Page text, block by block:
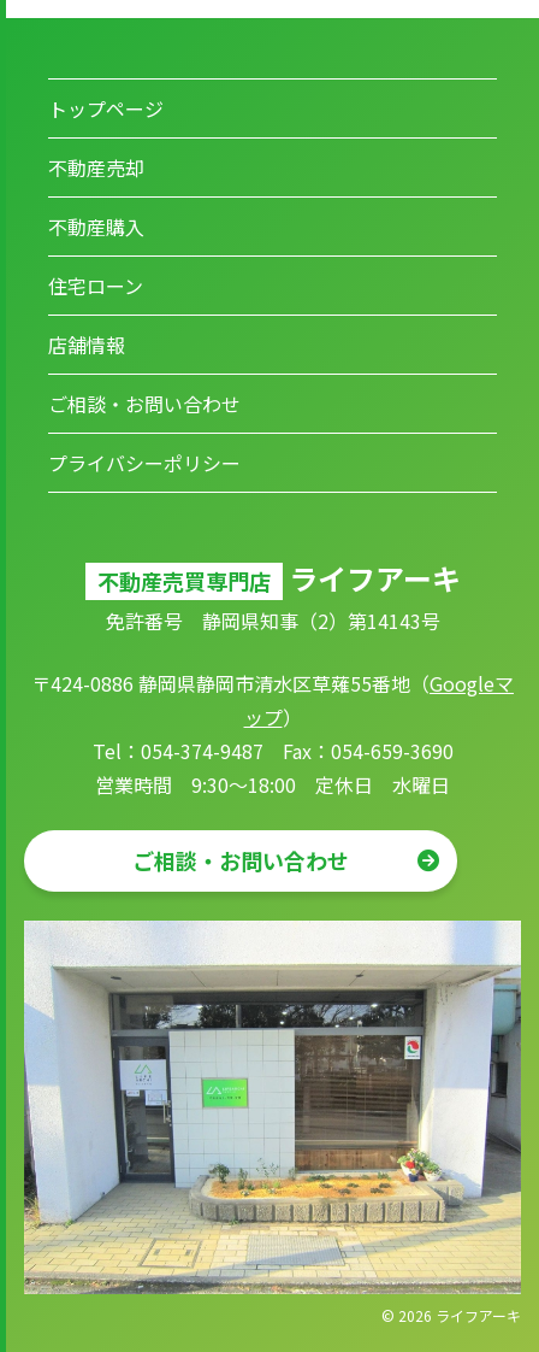
トップページ
不動産売却
不動産購入
住宅ローン
店舗情報
ご相談・お問い合わせ
プライバシーポリシー
不動産売買専門店 ライフアーキ
免許番号 静岡県知事（2）第14143号
〒424-0886 静岡県静岡市清水区草薙55番地（Googleマ
ップ）
Tel：054-374-9487 Fax：054-659-3690
営業時間 9:30～18:00 定休日 水曜日
ご相談・お問い合わせ
© 2026 ライフアーキ